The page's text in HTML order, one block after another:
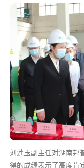
刘莲玉副主任对湖南邦
得的成绩表示了高度肯